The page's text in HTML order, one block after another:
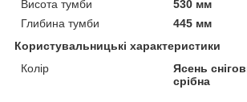
Висота тумби
530 мм
Глибина тумби
445 мм
Користувальницькі характеристики
Колір
Ясень
срібна